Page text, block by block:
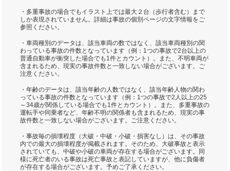
・多重事故の場合でもイラスト上では最大２台（歩行者含む）まで
しか表現されていません。詳細は事故の個別ページの文字情報をご
参照ください。
・車両種別のデータは、該当車両の数ではなく、該当車両種別の関
わっている事故の件数となっています（例：1つの事故で2台以上の
普通自動車が衝突した場合でも1件とカウント）。また、不明車両が
含まれるため、現実の事故件数と一致しない場合がございます。ご
注意ください。
・年齢のデータは、該当年齢の人数ではなく、該当年齢人物の関わ
っている事故の件数となっています（例：1つの事故で2人以上の25
～34歳が関係している場合でも1件とカウント）。また、多重事故の
運転手や同乗者など、年齢不明の関係者も含まれるため、現実の事
故件数と一致しない場合がございます。ご注意ください。
・事故毎の損壊程度（大破・中破・小破・損害なし）は、その事故
内での最大の損壊程度が掲載されます。そのため、大破事故と表示
されていても、中破や小破の車両が存在する場合がございます。同
様に死亡者のいる事故は死亡事故と表記していますが、他に負傷者
が存在する場合がございます。予めご了承ください。